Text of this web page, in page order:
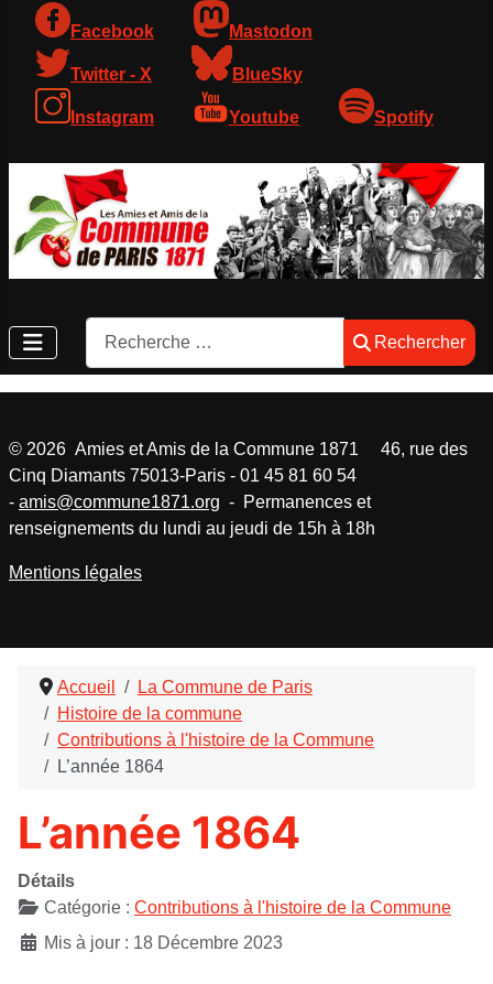
Facebook Mastodon
Twitter - X BlueSky
Instagram Youtube Spotify
Rechercher
Rechercher
Accueil
La Commune de Paris
Histoire de la commune
Contributions à l'histoire de la Commune
L’année 1864
L’année 1864
Détails
Catégorie : Contributions à l'histoire de la Commune
Mis à jour : 18 Décembre 2023
© 2026 Amies et Amis de la Commune 1871 46, rue des
Cinq Diamants 75013-Paris - 01 45 81 60 54
- amis@commune1871.org - Permanences et
renseignements du lundi au jeudi de 15h à 18h
Mentions légales